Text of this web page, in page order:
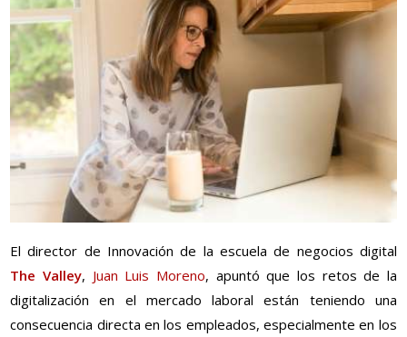
El director de Innovación de la escuela de negocios digital
The Valley, Juan Luis Moreno, apuntó que los retos de la
digitalización en el mercado laboral están teniendo una
consecuencia directa en los empleados, especialmente en los